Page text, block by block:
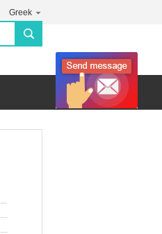
Greek
search